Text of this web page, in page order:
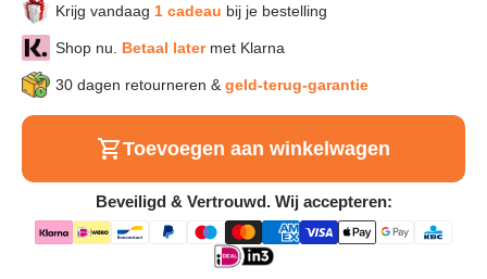
Keuken & Koken
Alle collecties
Krijg vandaag 1 cadeau bij je bestelling
Shop nu. Betaal latermet Klarna
30 dagen retourneren & geld-terug-garantie
Toevoegen aan winkelwagen
Beveiligd & Vertrouwd. Wij accepteren: